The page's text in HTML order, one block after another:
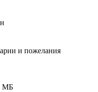
и пожелания
МБ